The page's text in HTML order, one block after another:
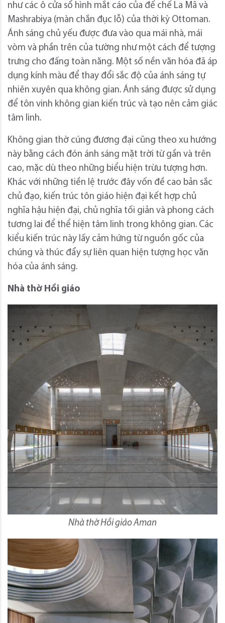
như các ô cửa sổ hình mắt cáo của đế chế La Mã và
Mashrabiya (màn chắn đục lỗ) của thời kỳ Ottoman.
Ánh sáng chủ yếu được đưa vào qua mái nhà, mái
vòm và phần trên của tường như một cách để tượng
trưng cho đấng toàn năng. Một số nền văn hóa đã áp
dụng kính màu để thay đổi sắc độ của ánh sáng tự
nhiên xuyên qua không gian. Ánh sáng được sử dụng
để tôn vinh không gian kiến ​​trúc và tạo nên cảm giác
tâm linh.
Không gian thờ cúng đương đại cũng theo xu hướng
này bằng cách đón ánh sáng mặt trời từ gần và trên
cao, mặc dù theo những biểu hiện trừu tượng hơn.
Khác với những tiền lệ trước đây vốn đề cao bản sắc
chủ đạo, kiến ​​trúc tôn giáo hiện đại kết hợp chủ
nghĩa hậu hiện đại, chủ nghĩa tối giản và phong cách
tương lai để thể hiện tâm linh trong không gian. Các
kiểu kiến ​​trúc này lấy cảm hứng từ nguồn gốc của
chúng và thúc đẩy sự liên quan hiện tượng học văn
hóa của ánh sáng.
Nhà thờ Hồi giáo
Nhà thờ Hồi giáo Aman